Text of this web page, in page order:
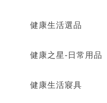
健康生活選品
健康之星-日常用品
健康生活寢具